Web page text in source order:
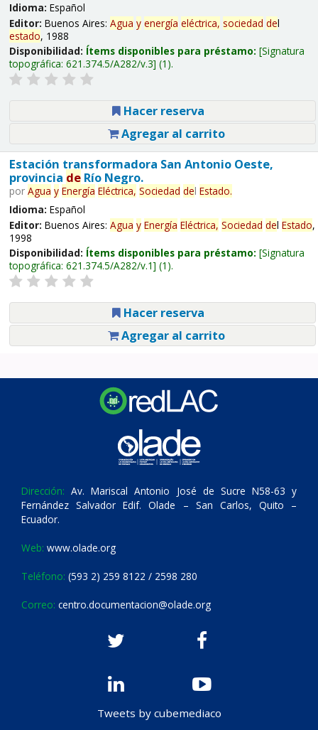
Idioma: Español
Editor: Buenos Aires: Agua y energía eléctrica, sociedad del
estado, 1988
Disponibilidad: Ítems disponibles para préstamo: Signatura
topográfica: 621.374.5/A282/v.3 (1).
Hacer reserva
Agregar al carrito
Estación transformadora San Antonio Oeste,
provincia deRío Negro.
por Agua y Energía Eléctrica, Sociedad del Estado.
Idioma: Español
Editor: Buenos Aires: Agua y Energía Eléctrica, Sociedad del Estado,
1998
Disponibilidad: Ítems disponibles para préstamo: Signatura
topográfica: 621.374.5/A282/v.1 (1).
Hacer reserva
Agregar al carrito
Dirección: Av. Mariscal Antonio José de Sucre N58-63 y
Fernández Salvador Edif. Olade – San Carlos, Quito –
Ecuador.
Web: www.olade.org
Teléfono: (593 2) 259 8122 / 2598 280
Correo: centro.documentacion@olade.org
Tweets by cubemediaco